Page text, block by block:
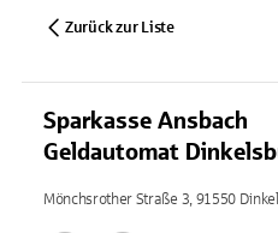
Zurück zur Liste
Sparkasse Ansbach
Geldautomat
Mönchsrother Straße 3, 91550